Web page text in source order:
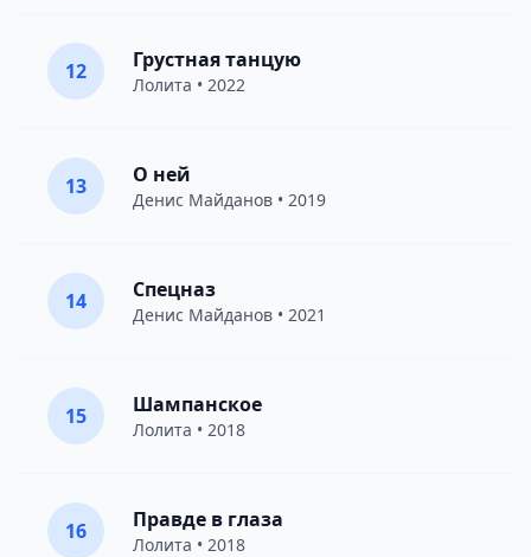
12 Грустная танцую
Лолита • 2022
13 О ней
Денис Майданов • 2019
14 Спецназ
Денис Майданов • 2021
15 Шампанское
Лолита • 2018
16 Правде в глаза
Лолита • 2018